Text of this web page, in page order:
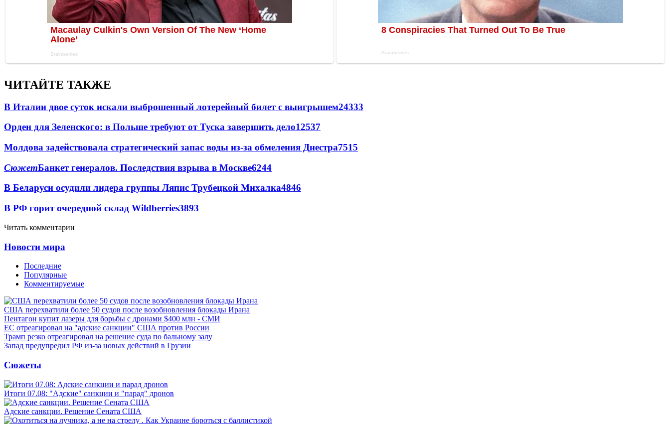
ЧИТАЙТЕ ТАКЖЕ
В Италии двое суток искали выброшенный лотерейный билет с выигрышем24333
Орден для Зеленского: в Польше требуют от Туска завершить дело12537
Молдова задействовала стратегический запас воды из-за обмеления Днестра7515
СюжетБанкет генералов. Последствия взрыва в Москве6244
В Беларуси осудили лидера группы Ляпис Трубецкой Михалка4846
В РФ горит очередной склад Wildberries3893
Читать комментарии
Новости мира
Последние
Популярные
Комментируемые
США перехватили более 50 судов после возобновления блокады Ирана
Пентагон купит лазеры для борьбы с дронами $400 млн - СМИ
ЕС отреагировал на "адские санкции" США против России
Трамп резко отреагировал на решение суда по бальному залу
Запад предупредил РФ из-за новых действий в Грузии
Сюжеты
Итоги 07.08: "Адские" санкции и "парад" дронов
Адские санкции. Решение Сената США